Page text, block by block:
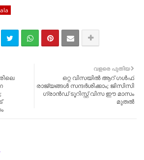
വളരെ പുതിയ
ഒറ്റ വിസയിൽ ആറ് ​ഗൾഫ്
രാജ്യങ്ങൾ സന്ദർശിക്കാം; ജിസിസി
ഗ്രാന്‍ഡ് ടൂറിസ്റ്റ് വിസ ഈ മാസം
മുതൽ